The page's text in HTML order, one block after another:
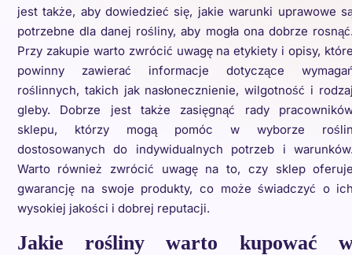
jest także, aby dowiedzieć się, jakie warunki uprawowe
potrzebne dla danej rośliny, aby mogła ona dobrze
Przy zakupie warto zwrócić uwagę na etykiety i opisy,
powinny zawierać informacje dotyczące
roślinnych, takich jak nasłonecznienie, wilgotność i
gleby. Dobrze jest także zasięgnąć rady
sklepu, którzy mogą pomóc w wyborze
dostosowanych do indywidualnych potrzeb i
Warto również zwrócić uwagę na to, czy sklep
gwarancję na swoje produkty, co może świadczyć o
wysokiej jakości i dobrej reputacji.
Jakie rośliny warto kupować